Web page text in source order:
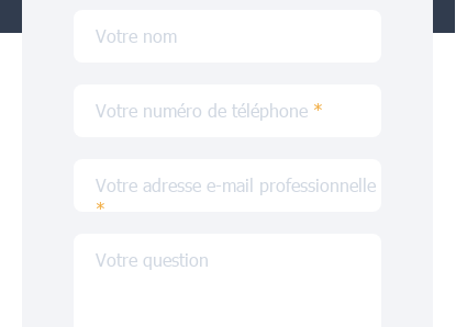
Votre nom
Votre numéro de téléphone *
Votre adresse e-mail professionnelle
*
Votre question